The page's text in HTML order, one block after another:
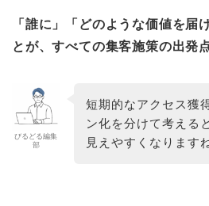
「誰に」「どのような価値を届
とが、すべての集客施策の出発
びるどる編集
部
短期的なアクセス獲
ン化を分けて考える
見えやすくなります